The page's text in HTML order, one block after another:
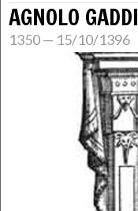
AGNOLO GADDI
1350 — 15/10/1396